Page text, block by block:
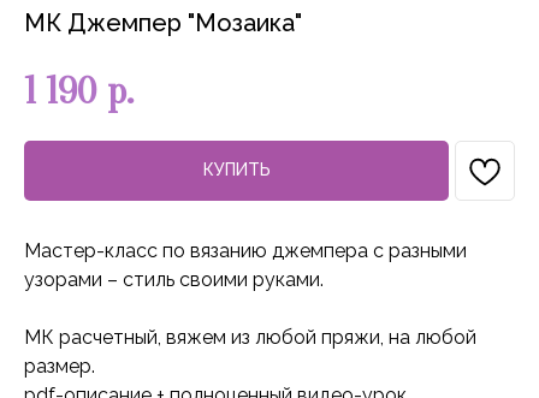
МК Джемпер "Мозаика"
1 190 р.
КУПИТЬ
Мастер-класс по вязанию джемпера с разными
узорами – стиль своими руками.
МК расчетный, вяжем из любой пряжи, на любой
размер.